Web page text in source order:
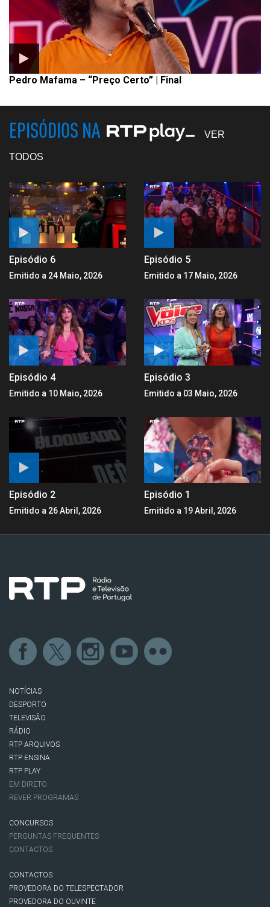
Pedro Mafama – “Preço Certo” | Final
EPISÓDIOS NA VER
TODOS
Episódio 6
Emitido a 24 Maio, 2026
Episódio 5
Emitido a 17 Maio, 2026
Episódio 4
Emitido a 10 Maio, 2026
Episódio 3
Emitido a 03 Maio, 2026
Episódio 2
Emitido a 26 Abril, 2026
Episódio 1
Emitido a 19 Abril, 2026
NOTÍCIAS
DESPORTO
TELEVISÃO
RÁDIO
RTP ARQUIVOS
RTP ENSINA
RTP PLAY
EM DIRETO
REVER PROGRAMAS
CONCURSOS
PERGUNTAS FREQUENTES
CONTACTOS
CONTACTOS
PROVEDORA DO TELESPECTADOR
PROVEDORA DO OUVINTE